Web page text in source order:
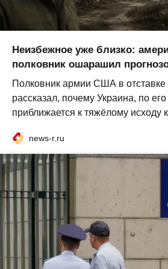
Неизбежное уже близко:
полковник ошарашил
Полковник армии США в отставке
рассказал, почему Украина, по
приближается к тяжёлому исходу
news-r.ru